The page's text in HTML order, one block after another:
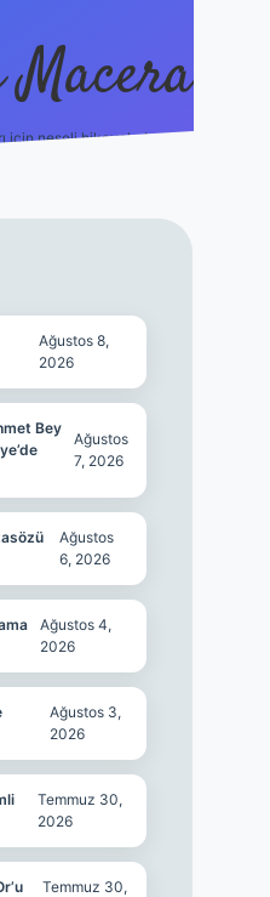
Macera
için neşeli hikayeler!
Ağustos 8,
2026
Bey
Ağustos
7, 2026
Ağustos
6, 2026
Ağustos 4,
2026
Ağustos 3,
2026
Temmuz 30,
2026
Temmuz 30,
hiltonbet güncel giriş